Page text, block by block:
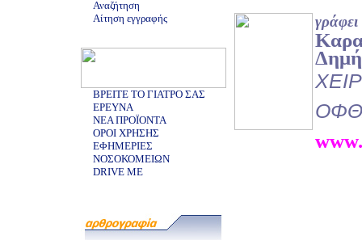
Αναζήτηση
Αίτηση εγγραφής
ΒΡΕΙΤΕ ΤΟ ΓΙΑΤΡΟ ΣΑΣ
ΕΡΕΥΝΑ
ΝΕΑ ΠΡΟΪΟΝΤΑ
ΟΡΟΙ ΧΡΗΣΗΣ
ΕΦΗΜΕΡΙΕΣ
ΝΟΣΟΚΟΜΕΙΩΝ
DRIVE ME
γράφει